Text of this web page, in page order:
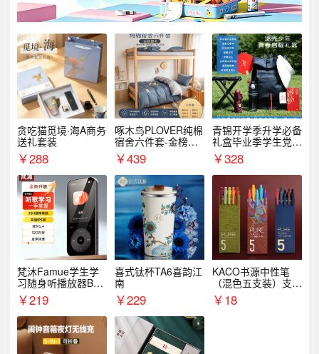
贪吃猫觅境·海A商务
送礼套装
￥288
啄木鸟PLOVER纯棉
宿舍六件套-金榜题
名
￥439
青锦开学季升学必备
礼盒毕业季学生党户
外出行备考装备礼品
￥328
梵沐Famue学生学
习随身听播放器BL1
5（64G）
￥219
喜式钛杯TA6喜韵江
南
￥229
KACO书源中性笔
（混色五支装）支持
logo定制
￥18